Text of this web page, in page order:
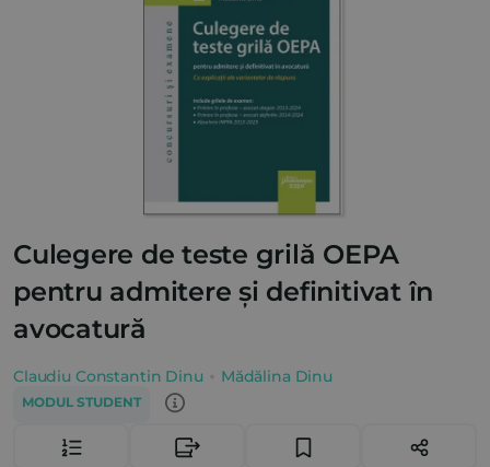
Culegere de teste grilă OEPA
pentru admitere și definitivat în
avocatură
Claudiu Constantin Dinu Mădălina Dinu
MODUL STUDENT